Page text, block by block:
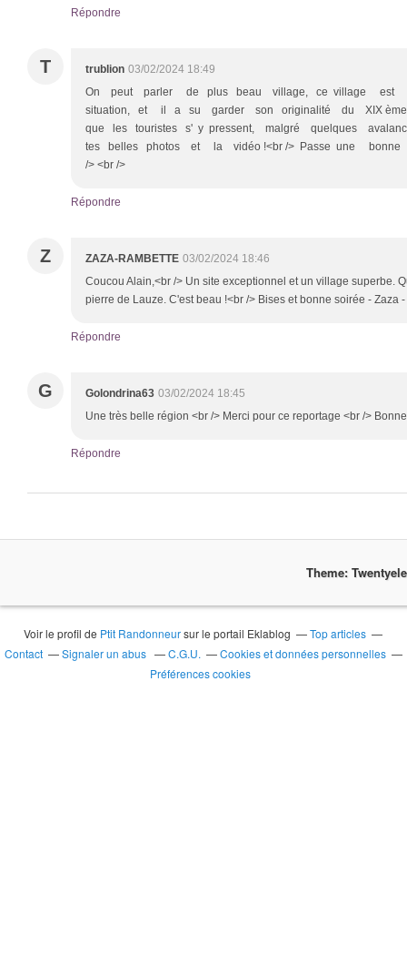
Répondre
T trublion 03/02/2024 18:49
On peut parler de plus beau village, ce village est
situation, et il a su garder son originalité du XIX ème
que les touristes s' y pressent, malgré quelques
tes belles photos et la vidéo !<br /> Passe une bonne
/> <br />
Répondre
Z ZAZA-RAMBETTE 03/02/2024 18:46
Coucou Alain,<br /> Un site exceptionnel et un village superbe.
pierre de Lauze. C'est beau !<br /> Bises et bonne soirée - Zaza
Répondre
G Golondrina63 03/02/2024 18:45
Une très belle région <br /> Merci pour ce reportage <br />
Répondre
Theme:
Voir le profil de Ptit Randonneursur le portail Eklablog
Top articles
Contact
Signaler un abus C.G.U.
Cookies et données personnelles
Préférences cookies